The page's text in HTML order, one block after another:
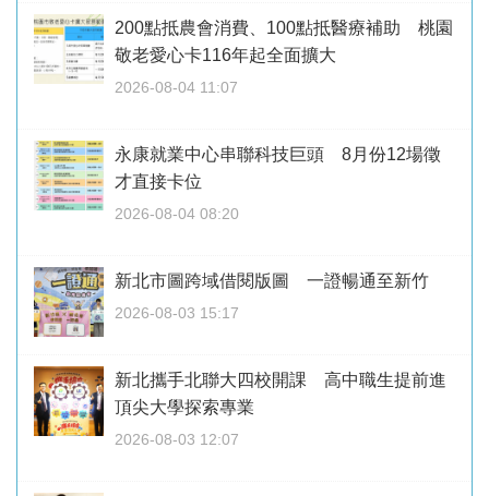
200點抵農會消費、100點抵醫療補助 桃園
敬老愛心卡116年起全面擴大
2026-08-04 11:07
永康就業中心串聯科技巨頭 8月份12場徵
才直接卡位
2026-08-04 08:20
新北市圖跨域借閱版圖 一證暢通至新竹
2026-08-03 15:17
新北攜手北聯大四校開課 高中職生提前進
頂尖大學探索專業
2026-08-03 12:07